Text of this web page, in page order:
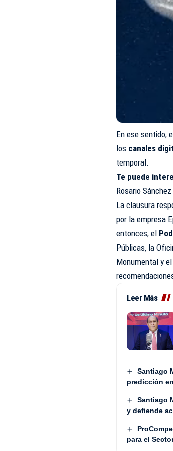
En ese sentido,
los canales
temporal.
Te puede
Rosario Sánchez
La clausura
por la empresa
entonces, el
Públicas, la
Monumental y
Leer Más
Santiago
predicción
Santiago
y defiende
para el